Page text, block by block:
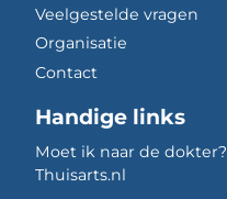
Veelgestelde vragen
Organisatie
Contact
Handige links
Moet ik naar de dokter?
Thuisarts.nl